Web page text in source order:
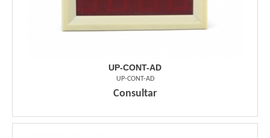
UP-CONT-AD
UP-CONT-AD
Consultar